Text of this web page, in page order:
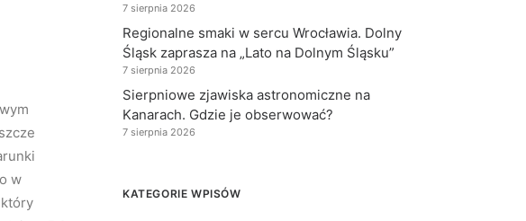
w
7 sierpnia 2026
Regionalne smaki w sercu Wrocławia. Dolny
Śląsk zaprasza na „Lato na Dolnym Śląsku”
7 sierpnia 2026
Sierpniowe zjawiska astronomiczne na
Kanarach. Gdzie je obserwować?
7 sierpnia 2026
KATEGORIE WPISÓW